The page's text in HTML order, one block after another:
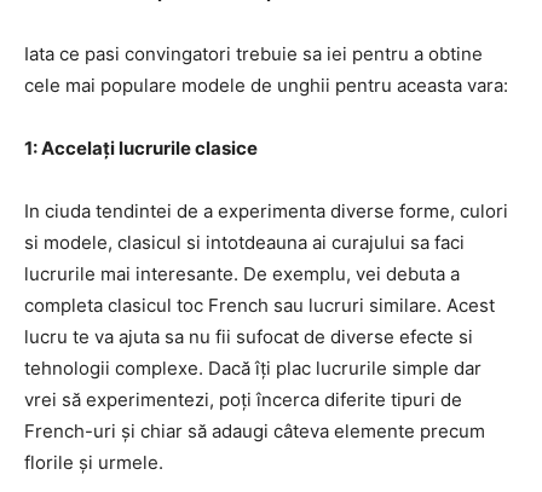
Iata ce pasi convingatori trebuie sa iei pentru a obtine
cele mai populare modele de unghii pentru aceasta vara:
1: Accelați lucrurile clasice
In ciuda tendintei de a experimenta diverse forme, culori
si modele, clasicul si intotdeauna ai curajului sa faci
lucrurile mai interesante. De exemplu, vei debuta a
completa clasicul toc French sau lucruri similare. Acest
lucru te va ajuta sa nu fii sufocat de diverse efecte si
tehnologii complexe. Dacă îți plac lucrurile simple dar
vrei să experimentezi, poți încerca diferite tipuri de
French-uri și chiar să adaugi câteva elemente precum
florile și urmele.